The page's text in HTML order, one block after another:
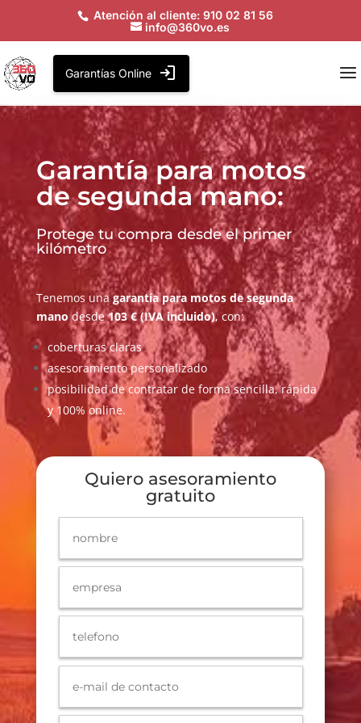
Atención al cliente: 910 02 81 56
info@360vo.es
Garantías Online
Garantía para motos
de segunda mano:
Protege tu compra desde el primer
kilómetro
Tenemos unagarantía para motos de segunda
manodesde103 € (IVA incluido), con:
coberturas claras
asesoramiento personalizado
posibilidad de contratar de forma sencilla, rápida
y 100% online.
Quiero asesoramiento
gratuito